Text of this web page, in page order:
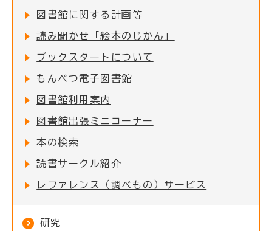
図書館に関する計画等
読み聞かせ「絵本のじかん」
ブックスタートについて
もんべつ電子図書館
図書館利用案内
図書館出張ミニコーナー
本の検索
読書サークル紹介
レファレンス（調べもの）サービス
研究